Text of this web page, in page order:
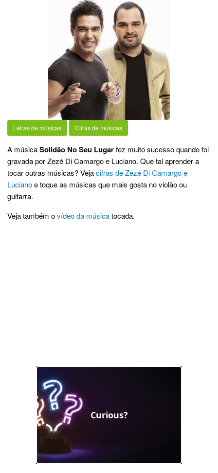
Letras de músicas Cifras de músicas
A músicaSolidão No Seu Lugarfez muito sucesso quando foi
gravada por Zezé Di Camargo e Luciano. Que tal aprender a
tocar outras músicas? Vejacifras de Zezé Di Camargo e
Lucianoe toque as músicas que mais gosta no violão ou
guitarra.
Veja também ovídeo da músicatocada.